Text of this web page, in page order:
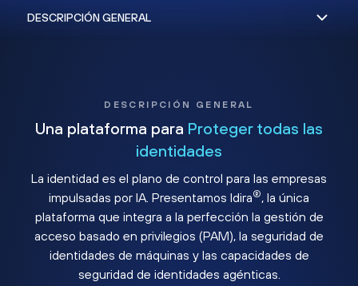
DESCRIPCIÓN GENERAL
Una plataforma para Proteger todas las
identidades
La identidad es el plano de control para las empresas
impulsadas por IA. Presentamos Idira®, la única
plataforma que integra a la perfección la gestión de
acceso basado en privilegios (PAM), la seguridad de
identidades de máquinas y las capacidades de
seguridad de identidades agénticas.